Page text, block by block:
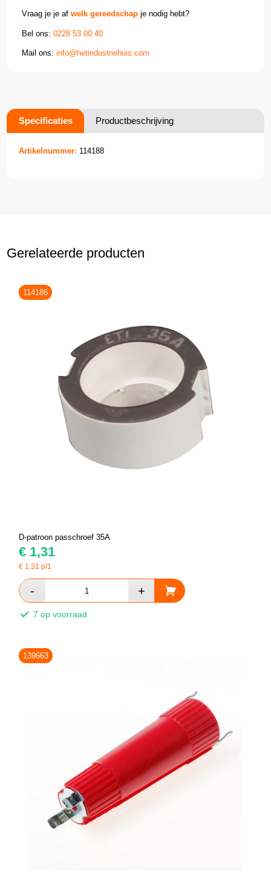
Vraag je je afwelk gereedschap je nodig hebt?
Bel ons:0228 53 00 40
Mail ons:info@hetindustriehuis.com
Specificaties Productbeschrijving
Artikelnummer: 114188
Gerelateerde producten
114186
D-patroon passchroef 35A
€ 1,31
€ 1,31 p/1
7 op voorraad
139663